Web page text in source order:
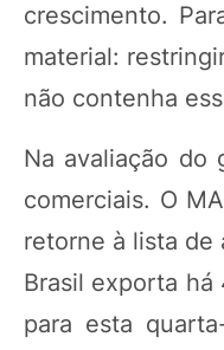
crescimento.
material:
não contenha
Na avaliação do
comerciais. O
retorne à lista de
Brasil exporta há
para esta